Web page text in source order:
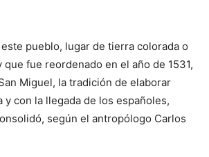
pueblo, lugar de tierra colorada o
fue reordenado en el año de 1531,
Miguel, la tradición de elaborar
y con la llegada de los españoles,
según el antropólogo Carlos